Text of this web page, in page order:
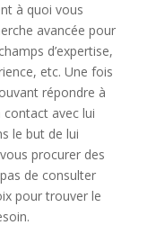
à quoi vous
avancée pour
d’expertise,
etc. Une fois
répondre à
avec lui
le but de lui
procurer des
de consulter
pour trouver le